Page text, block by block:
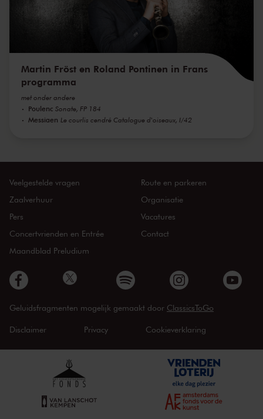
Martin Fröst en Roland Pontinen in Frans
programma
met onder andere
Poulenc Sonate, FP 184
Messiaen Le courlis cendré Catalogue d'oiseaux, I/42
Veelgestelde vragen
Zaalverhuur
Pers
Concertvrienden en Entrée
Maandblad Preludium
Route en parkeren
Organisatie
Vacatures
Contact
Geluidsfragmenten mogelijk gemaakt door ClassicsToGo
Disclaimer Privacy Cookieverklaring